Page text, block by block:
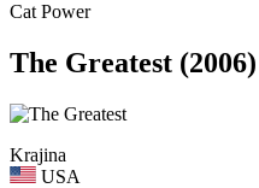
Cat Power
The Greatest (2006)
Krajina
USA